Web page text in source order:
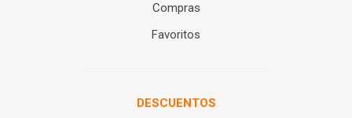
Compras
Favoritos
DESCUENTOS